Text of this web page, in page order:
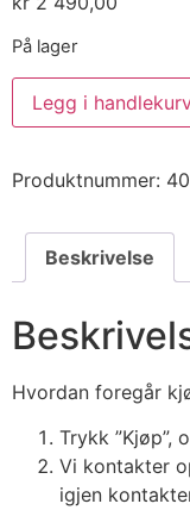
På lager
Legg i
Produktnummer:
Beskrivelse
Hvordan foregår
Trykk ”Kjøp”,
Vi kontakter
igjen